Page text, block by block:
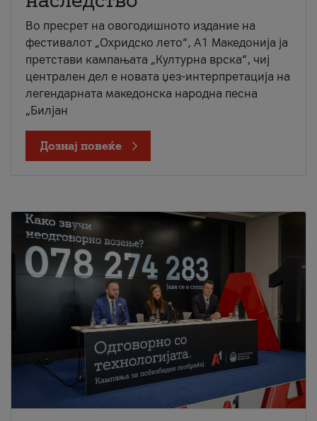
Во пресрет на овогодишното издание на
фестивалот „Охридско лето“, А1 Македонија ја
претстави кампањата „Културна врска“, чиј
централен дел е новата џез-интерпретација на
легендарната македонска народна песна
„Билјан
Дознај повеќе